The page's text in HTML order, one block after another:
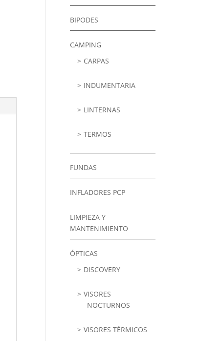
BIPODES
CAMPING
CARPAS
INDUMENTARIA
LINTERNAS
TERMOS
FUNDAS
INFLADORES PCP
LIMPIEZA Y
MANTENIMIENTO
ÓPTICAS
DISCOVERY
VISORES
NOCTURNOS
VISORES TÉRMICOS